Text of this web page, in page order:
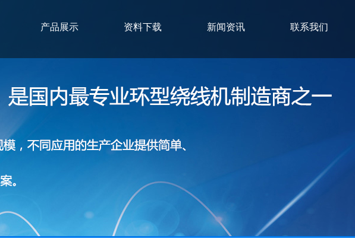
产品展示 资料下载 新闻资讯 联系我们